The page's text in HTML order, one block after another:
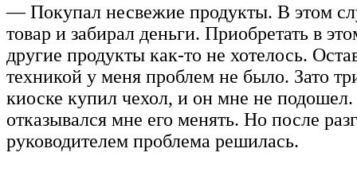
— Покупал несвежие продукты. В этом
товар и забирал деньги. Приобретать в
другие продукты как-то не хотелось.
техникой у меня проблем не было. Зато
киоске купил чехол, и он мне не
отказывался мне его менять. Но после
руководителем проблема решилась.